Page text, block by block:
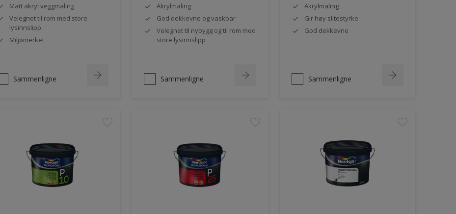
Matt akryl veggmaling
Velegnet til rom med store
lysinnslipp
Miljømerket
Sammenligne
Akrylmaling
God dekkevne og vaskbar
Velegnet til nybygg og til rom med
store lysinnslipp
Sammenligne
Akrylmaling
Gir høy slitestyrke
God dekkevne
Sammenligne